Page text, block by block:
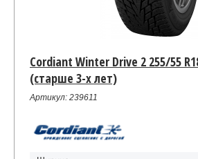
Cordiant Winter Drive 2 255/55
(старше 3-х лет)
Артикул: 239611